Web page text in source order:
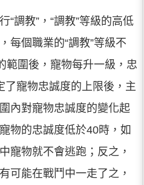
“調教”，“調教”等級的高低
每個職業的“調教”等級不
範圍後，寵物每升一級，忠
了寵物忠誠度的上限後，主
內對寵物忠誠度的變化起
物的忠誠度低於40時，如
寵物就不會逃跑；反之，
可能在戰鬥中一走了之，